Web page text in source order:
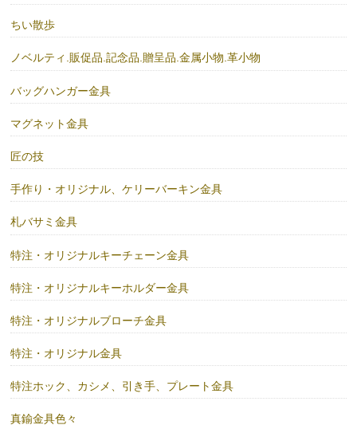
ちい散歩
ノベルティ.販促品.記念品.贈呈品.金属小物.革小物
バッグハンガー金具
マグネット金具
匠の技
手作り・オリジナル、ケリーバーキン金具
札バサミ金具
特注・オリジナルキーチェーン金具
特注・オリジナルキーホルダー金具
特注・オリジナルブローチ金具
特注・オリジナル金具
特注ホック、カシメ、引き手、プレート金具
真鍮金具色々